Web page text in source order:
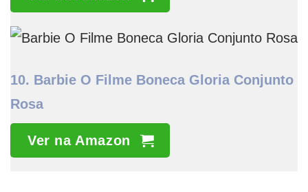
10. Barbie O Filme Boneca Gloria Conjunto
Rosa
Ver na Amazon